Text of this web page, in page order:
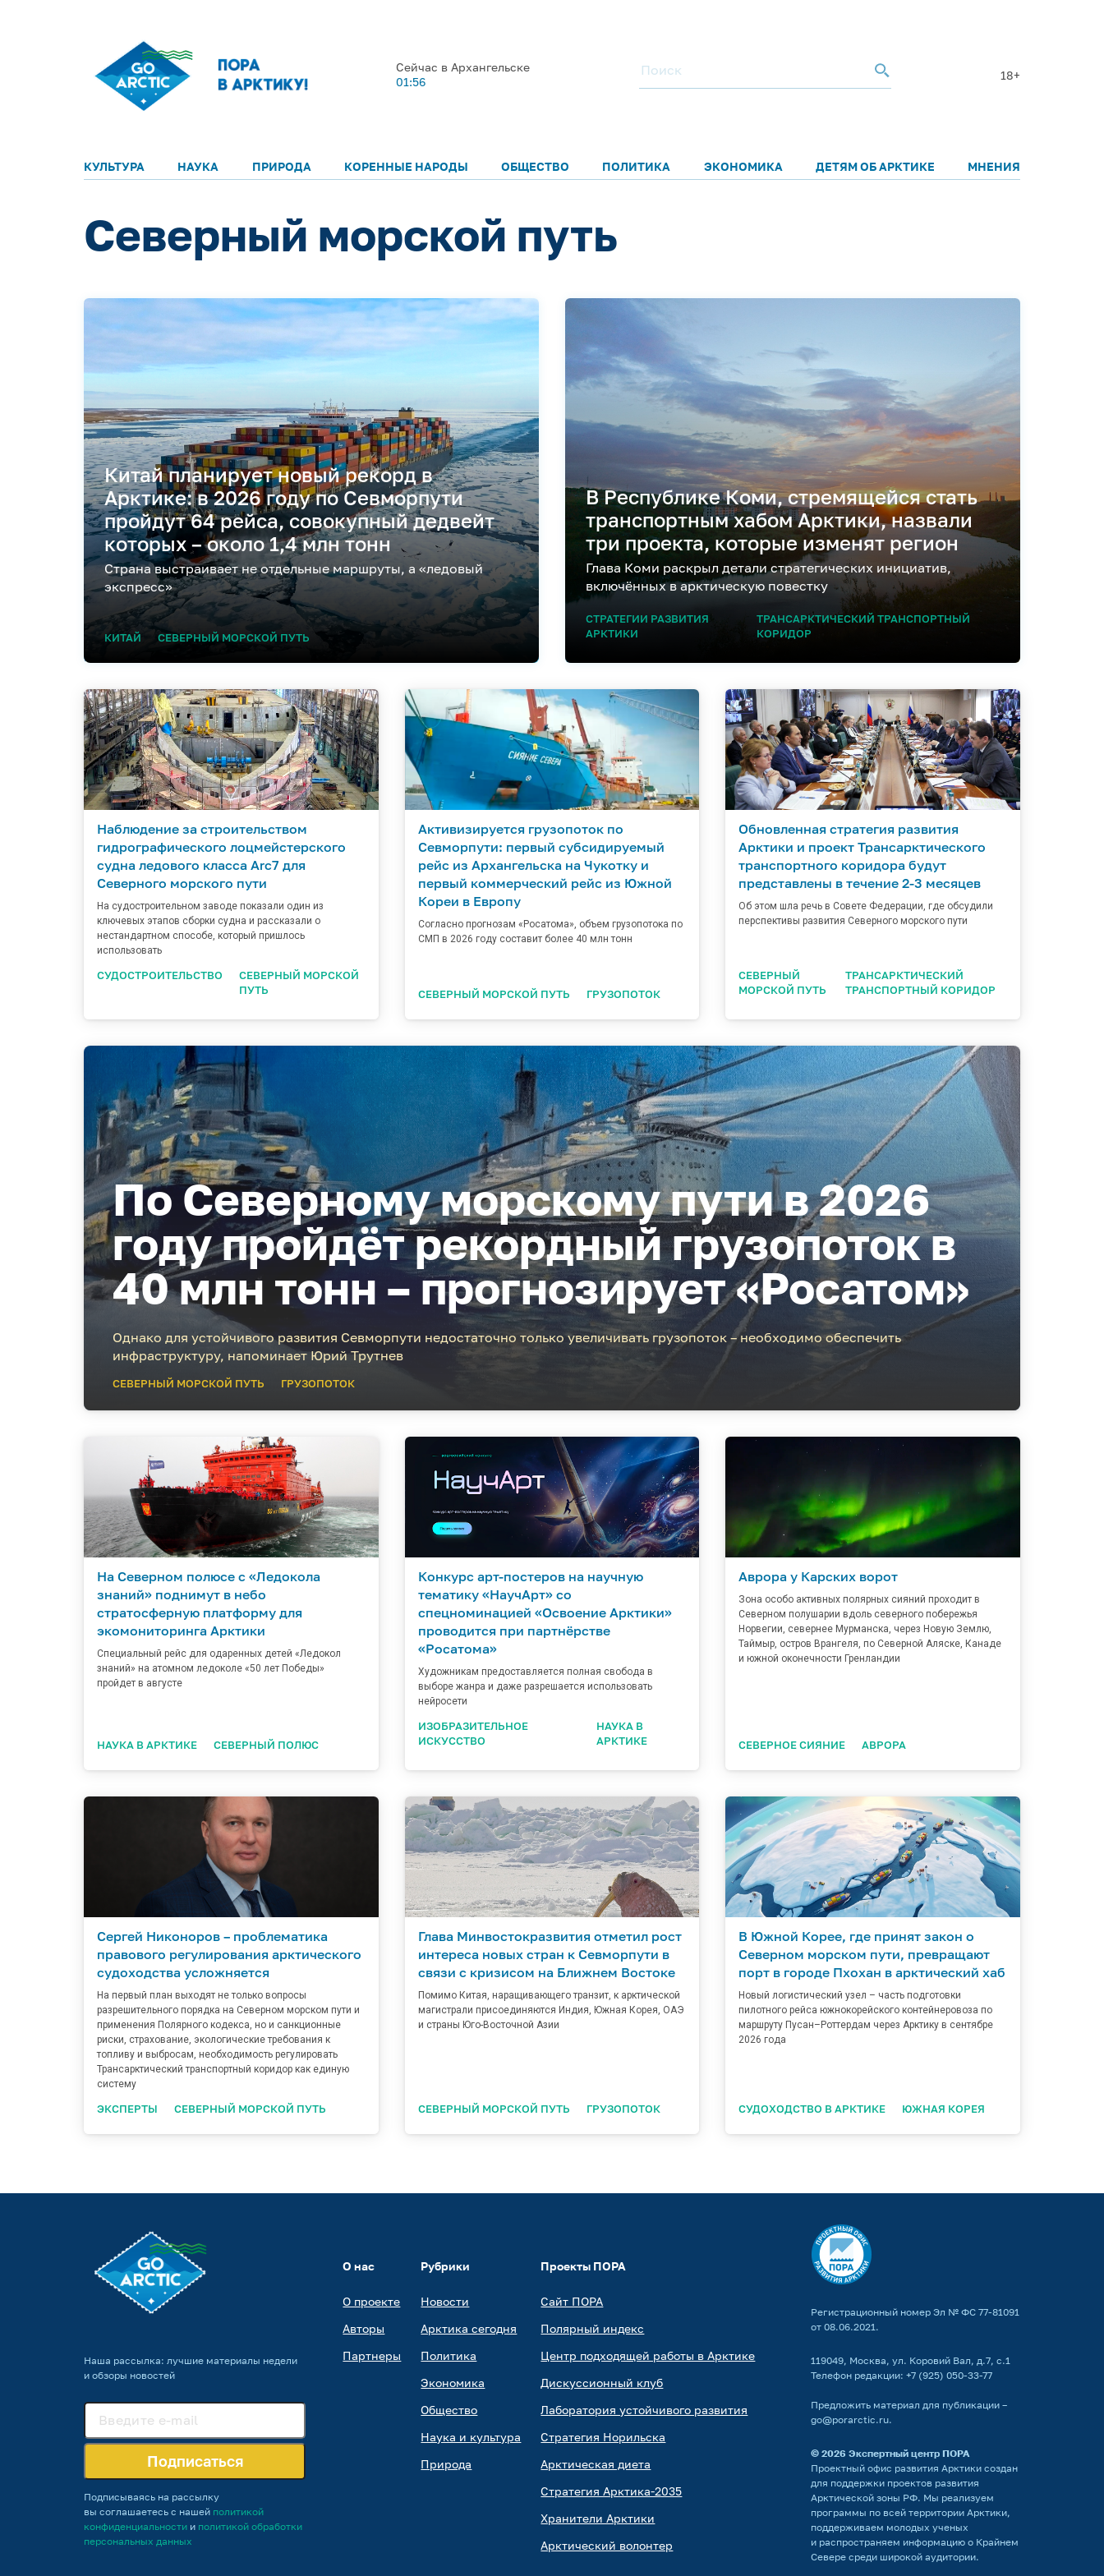
Сейчас в Архангельске
01:56
18+
КУЛЬТУРА НАУКА ПРИРОДА КОРЕННЫЕ НАРОДЫ ОБЩЕСТВО ПОЛИТИКА ЭКОНОМИКА ДЕТЯМ ОБ АРКТИКЕ МНЕНИЯ
Северный морской путь
Китай планирует новый рекорд в
Арктике: в 2026 году по Севморпути
пройдут 64 рейса, совокупный дедвейт
которых – около 1,4 млн тонн
Страна выстраивает не отдельные маршруты, а «ледовый
экспресс»
КИТАЙ СЕВЕРНЫЙ МОРСКОЙ ПУТЬ
В Республике Коми, стремящейся стать
транспортным хабом Арктики, назвали
три проекта, которые изменят регион
Глава Коми раскрыл детали стратегических инициатив,
включённых в арктическую повестку
СТРАТЕГИИ РАЗВИТИЯ
АРКТИКИ
ТРАНСАРКТИЧЕСКИЙ ТРАНСПОРТНЫЙ
КОРИДОР
Наблюдение за строительством
гидрографического лоцмейстерского
судна ледового класса Arc7 для
Северного морского пути
На судостроительном заводе показали один из
ключевых этапов сборки судна и рассказали о
нестандартном способе, который пришлось
использовать
СУДОСТРОИТЕЛЬСТВО
СЕВЕРНЫЙ МОРСКОЙ
ПУТЬ
Активизируется грузопоток по
Севморпути: первый субсидируемый
рейс из Архангельска на Чукотку и
первый коммерческий рейс из Южной
Кореи в Европу
Согласно прогнозам «Росатома», объем грузопотока по
СМП в 2026 году составит более 40 млн тонн
СЕВЕРНЫЙ МОРСКОЙ ПУТЬ ГРУЗОПОТОК
Обновленная стратегия развития
Арктики и проект Трансарктического
транспортного коридора будут
представлены в течение 2-3 месяцев
Об этом шла речь в Совете Федерации, где обсудили
перспективы развития Северного морского пути
СЕВЕРНЫЙ
МОРСКОЙ ПУТЬ
ТРАНСАРКТИЧЕСКИЙ
ТРАНСПОРТНЫЙ КОРИДОР
По Северному морскому пути в 2026
году пройдёт рекордный грузопоток в
40 млн тонн – прогнозирует «Росатом»
Однако для устойчивого развития Севморпути недостаточно только увеличивать грузопоток – необходимо обеспечить
инфраструктуру, напоминает Юрий Трутнев
СЕВЕРНЫЙ МОРСКОЙ ПУТЬ ГРУЗОПОТОК
На Северном полюсе с «Ледокола
знаний» поднимут в небо
стратосферную платформу для
экомониторинга Арктики
Специальный рейс для одаренных детей «Ледокол
знаний» на атомном ледоколе «50 лет Победы»
пройдет в августе
НАУКА В АРКТИКЕ СЕВЕРНЫЙ ПОЛЮС
Конкурс арт-постеров на научную
тематику «НаучАрт» со
спецноминацией «Освоение Арктики»
проводится при партнёрстве
«Росатома»
Художникам предоставляется полная свобода в
выборе жанра и даже разрешается использовать
нейросети
ИЗОБРАЗИТЕЛЬНОЕ
ИСКУССТВО
НАУКА В
АРКТИКЕ
Аврора у Карских ворот
Зона особо активных полярных сияний проходит в
Северном полушарии вдоль северного побережья
Норвегии, севернее Мурманска, через Новую Землю,
Таймыр, остров Врангеля, по Северной Аляске, Канаде
и южной оконечности Гренландии
СЕВЕРНОЕ СИЯНИЕ АВРОРА
Сергей Никоноров – проблематика
правового регулирования арктического
судоходства усложняется
На первый план выходят не только вопросы
разрешительного порядка на Северном морском пути и
применения Полярного кодекса, но и санкционные
риски, страхование, экологические требования к
топливу и выбросам, необходимость регулировать
Трансарктический транспортный коридор как единую
систему
ЭКСПЕРТЫ СЕВЕРНЫЙ МОРСКОЙ ПУТЬ
Глава Минвостокразвития отметил рост
интереса новых стран к Севморпути в
связи с кризисом на Ближнем Востоке
Помимо Китая, наращивающего транзит, к арктической
магистрали присоединяются Индия, Южная Корея, ОАЭ
и страны Юго-Восточной Азии
СЕВЕРНЫЙ МОРСКОЙ ПУТЬ ГРУЗОПОТОК
В Южной Корее, где принят закон о
Северном морском пути, превращают
порт в городе Пхохан в арктический хаб
Новый логистический узел – часть подготовки
пилотного рейса южнокорейского контейнеровоза по
маршруту Пусан–Роттердам через Арктику в сентябре
2026 года
СУДОХОДСТВО В АРКТИКЕ ЮЖНАЯ КОРЕЯ
Наша рассылка: лучшие материалы недели
и обзоры новостей
Подписаться
Подписываясь на рассылку
вы соглашаетесь с нашей политикой
конфиденциальности и политикой обработки
персональных данных
О нас
О проекте
Авторы
Партнеры
Рубрики
Новости
Арктика сегодня
Политика
Экономика
Общество
Наука и культура
Природа
Проекты ПОРА
Сайт ПОРА
Полярный индекс
Центр подходящей работы в Арктике
Дискуссионный клуб
Лаборатория устойчивого развития
Стратегия Норильска
Арктическая диета
Стратегия Арктика-2035
Хранители Арктики
Арктический волонтер
Регистрационный номер Эл № ФС 77-81091
от 08.06.2021.
119049, Москва, ул. Коровий Вал, д.7, с.1
Телефон редакции: +7 (925) 050-33-77
Предложить материал для публикации –
go@porarctic.ru.
© 2026 Экспертный центр ПОРА
Проектный офис развития Арктики создан
для поддержки проектов развития
Арктической зоны РФ. Мы реализуем
программы по всей территории Арктики,
поддерживаем молодых ученых
и распространяем информацию о Крайнем
Севере среди широкой аудитории.